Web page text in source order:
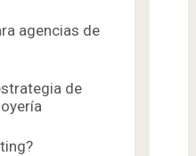
agencias de
de